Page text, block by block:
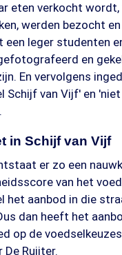
eten verkocht wordt,
werden bezocht
een leger studenten
en
En vervolgens
Schijf van Vijf' en
in Schijf van Vijf
er zo een
van het
het aanbod in die
dan heeft het
op de
Ruijter.